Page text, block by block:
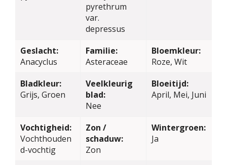
pyrethrum
var.
depressus
Geslacht:
Anacyclus
Familie:
Asteraceae
Bloemkleur:
Roze, Wit
Bladkleur:
Grijs, Groen
Veelkleurig
blad:
Nee
Bloeitijd:
April, Mei, Juni
Vochtigheid:
Vochthouden
d-vochtig
Zon /
schaduw:
Zon
Wintergroen:
Ja